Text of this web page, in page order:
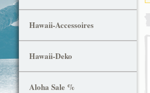
Hawaii-Accessoires
Hawaii-Deko
Aloha Sale %